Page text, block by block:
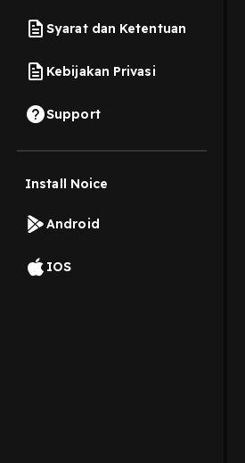
Syarat dan Ketentuan
Kebijakan Privasi
Support
Install Noice
Android
IOS